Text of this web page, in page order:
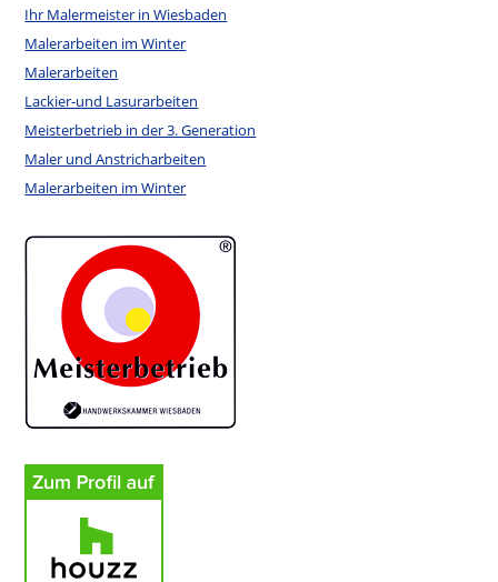
Ihr Malermeister in Wiesbaden
Malerarbeiten im Winter
Malerarbeiten
Lackier-und Lasurarbeiten
Meisterbetrieb in der 3. Generation
Maler und Anstricharbeiten
Malerarbeiten im Winter